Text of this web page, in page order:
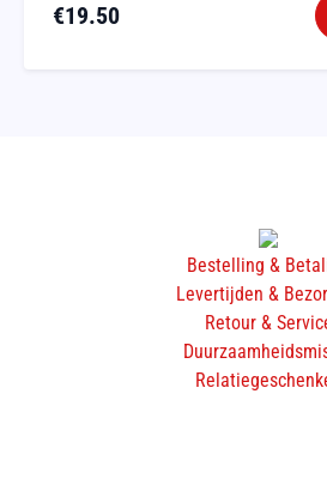
€19.50
Bestelling &
Levertijden &
Retour &